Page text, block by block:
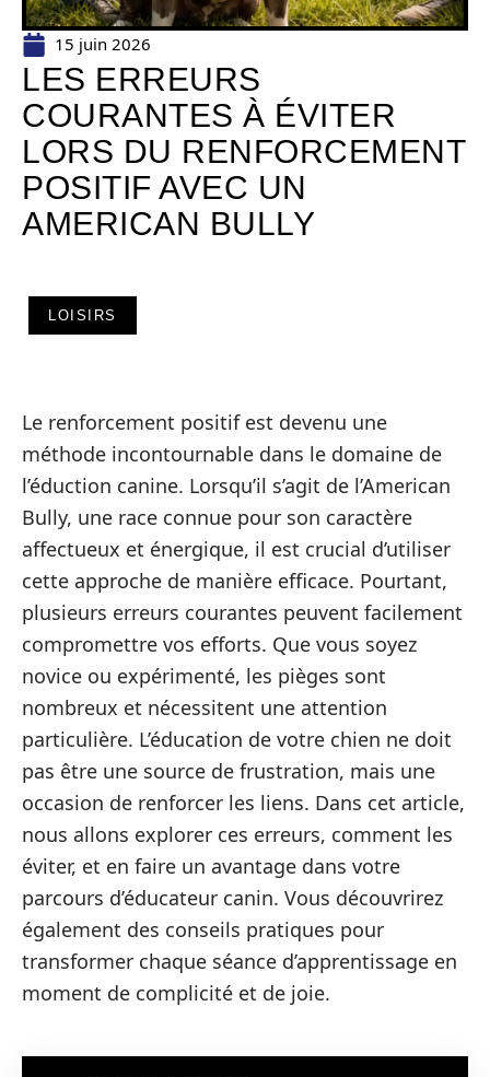
15 juin 2026
LES ERREURS
COURANTES À ÉVITER
LORS DU RENFORCEMENT
POSITIF AVEC UN
AMERICAN BULLY
LOISIRS
Le renforcement positif est devenu une
méthode incontournable dans le domaine de
l’éduction canine. Lorsqu’il s’agit de l’American
Bully, une race connue pour son caractère
affectueux et énergique, il est crucial d’utiliser
cette approche de manière efficace. Pourtant,
plusieurs erreurs courantes peuvent facilement
compromettre vos efforts. Que vous soyez
novice ou expérimenté, les pièges sont
nombreux et nécessitent une attention
particulière. L’éducation de votre chien ne doit
pas être une source de frustration, mais une
occasion de renforcer les liens. Dans cet article,
nous allons explorer ces erreurs, comment les
éviter, et en faire un avantage dans votre
parcours d’éducateur canin. Vous découvrirez
également des conseils pratiques pour
transformer chaque séance d’apprentissage en
moment de complicité et de joie.